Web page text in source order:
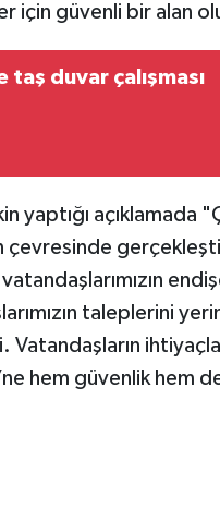
için güvenli bir alan
duvar çalışması
yaptığı açıklamada
çevresinde
taleplerini
hem güvenlik hem